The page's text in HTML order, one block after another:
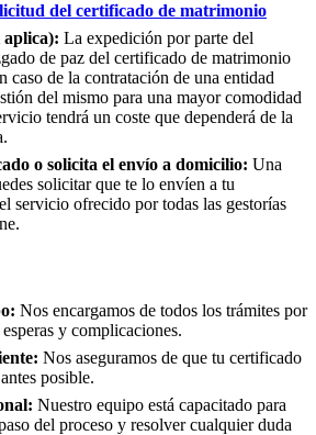
del certificado de matrimonio
aplica): La expedición por parte del
de paz del certificado de matrimonio
caso de la contratación de una entidad
del mismo para una mayor comodidad
tendrá un coste que dependerá de la
o solicita el envío a domicilio: Una
solicitar que te lo envíen a tu
servicio ofrecido por todas las gestorías
Nos encargamos de todos los trámites por
y complicaciones.
Nos aseguramos de que tu certificado
posible.
Nuestro equipo está capacitado para
del proceso y resolver cualquier duda